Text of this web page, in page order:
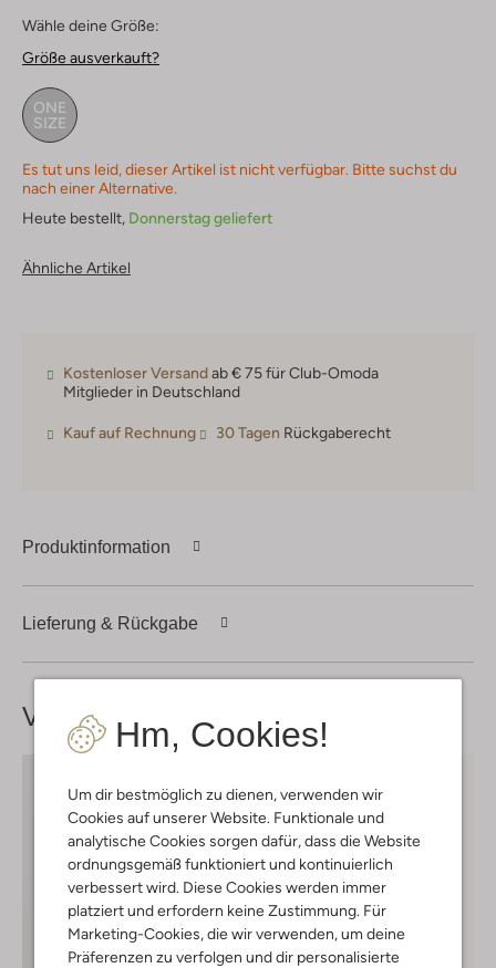
Hm, Cookies!
Um dir bestmöglich zu dienen, verwenden wir
Cookies auf unserer Website. Funktionale und
analytische Cookies sorgen dafür, dass die Website
ordnungsgemäß funktioniert und kontinuierlich
verbessert wird. Diese Cookies werden immer
platziert und erfordern keine Zustimmung. Für
Marketing-Cookies, die wir verwenden, um deine
Präferenzen zu verfolgen und dir personalisierte
Wähle deine Größe:
Größe ausverkauft?
ONE
SIZE
Es tut uns leid, dieser Artikel ist nicht verfügbar. Bitte suchst du
nach einer Alternative.
Heute bestellt, Donnerstag geliefert
Ähnliche Artikel
Kostenloser Versandab € 75 für Club-Omoda
Mitglieder in Deutschland
Kauf auf Rechnung 30 Tagen Rückgaberecht
Produktinformation
Lieferung & Rückgabe
Vervollständige deinen Look